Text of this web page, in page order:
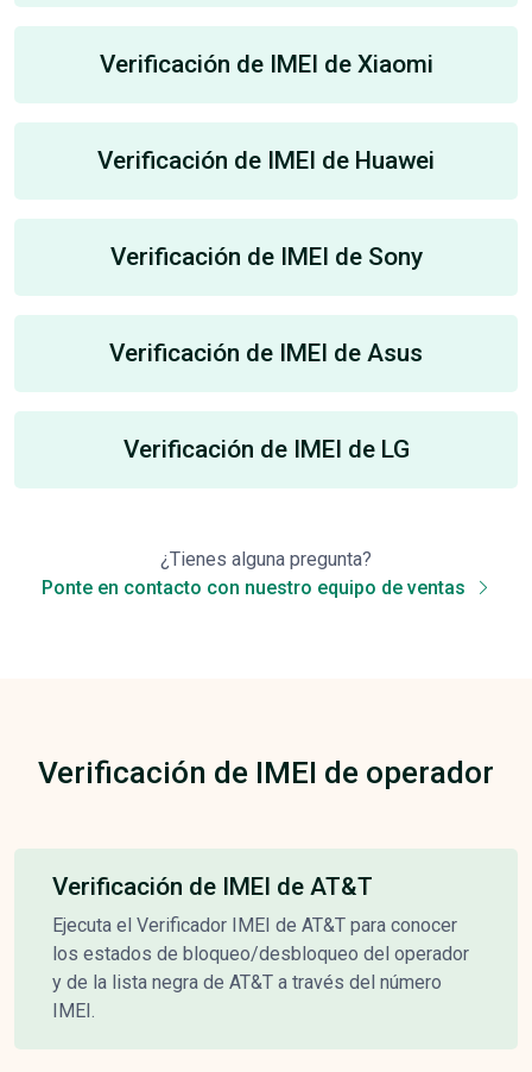
Verificación de IMEI de Xiaomi
Verificación de IMEI de Huawei
Verificación de IMEI de Sony
Verificación de IMEI de Asus
Verificación de IMEI de LG
¿Tienes alguna pregunta?
Ponte en contacto con nuestro equipo de ventas
Verificación de IMEI de operador
Verificación de IMEI de AT&T
Ejecuta el Verificador IMEI de AT&T para conocer
los estados de bloqueo/desbloqueo del operador
y de la lista negra de AT&T a través del número
IMEI.